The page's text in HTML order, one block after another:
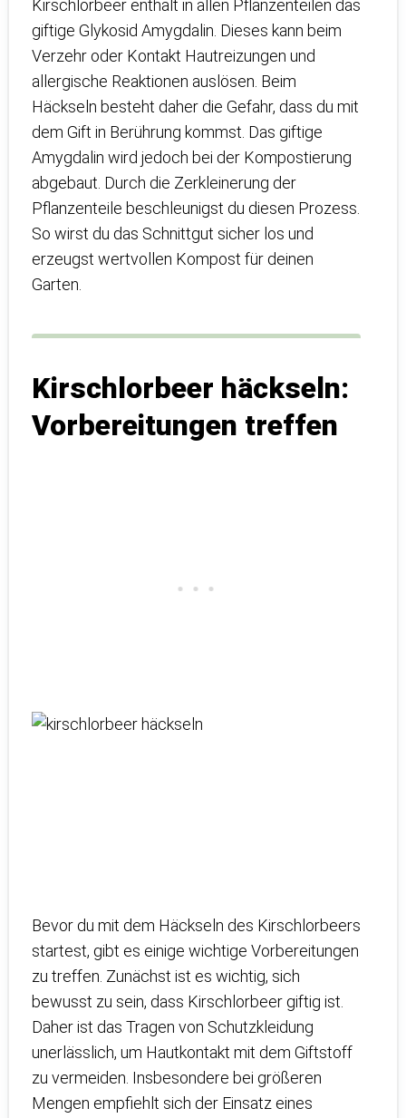
Kirschlorbeer enthält in allen Pflanzenteilen das
giftige Glykosid Amygdalin. Dieses kann beim
Verzehr oder Kontakt Hautreizungen und
allergische Reaktionen auslösen. Beim
Häckseln besteht daher die Gefahr, dass du mit
dem Gift in Berührung kommst. Das giftige
Amygdalin wird jedoch bei der Kompostierung
abgebaut. Durch die Zerkleinerung der
Pflanzenteile beschleunigst du diesen Prozess.
So wirst du das Schnittgut sicher los und
erzeugst wertvollen Kompost für deinen
Garten.
Kirschlorbeer häckseln:
Vorbereitungen treffen
Bevor du mit dem Häckseln des Kirschlorbeers
startest, gibt es einige wichtige Vorbereitungen
zu treffen. Zunächst ist es wichtig, sich
bewusst zu sein, dass Kirschlorbeer giftig ist.
Daher ist das Tragen von Schutzkleidung
unerlässlich, um Hautkontakt mit dem Giftstoff
zu vermeiden. Insbesondere bei größeren
Mengen empfiehlt sich der Einsatz eines